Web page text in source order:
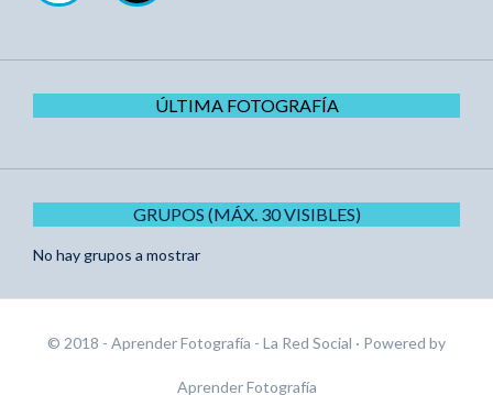
ÚLTIMA FOTOGRAFÍA
GRUPOS (MÁX. 30 VISIBLES)
No hay grupos a mostrar
© 2018 - Aprender Fotografía - La Red Social · Powered by
Aprender Fotografía